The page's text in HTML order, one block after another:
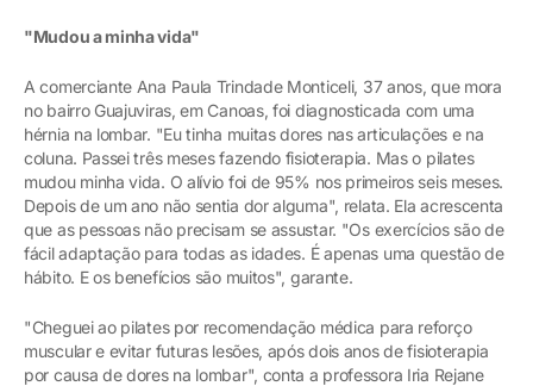
"Mudou a minha vida"
A comerciante Ana Paula Trindade Monticeli, 37 anos, que mora
no bairro Guajuviras, em Canoas, foi diagnosticada com uma
hérnia na lombar. "Eu tinha muitas dores nas articulações e na
coluna. Passei três meses fazendo fisioterapia. Mas o pilates
mudou minha vida. O alívio foi de 95% nos primeiros seis meses.
Depois de um ano não sentia dor alguma", relata. Ela acrescenta
que as pessoas não precisam se assustar. "Os exercícios são de
fácil adaptação para todas as idades. É apenas uma questão de
hábito. E os benefícios são muitos", garante.
"Cheguei ao pilates por recomendação médica para reforço
muscular e evitar futuras lesões, após dois anos de fisioterapia
por causa de dores na lombar", conta a professora Iria Rejane